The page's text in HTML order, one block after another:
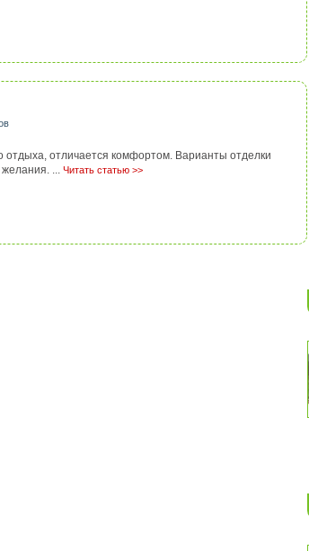
отличается комфортом. Варианты отделки
... Читать статью >>